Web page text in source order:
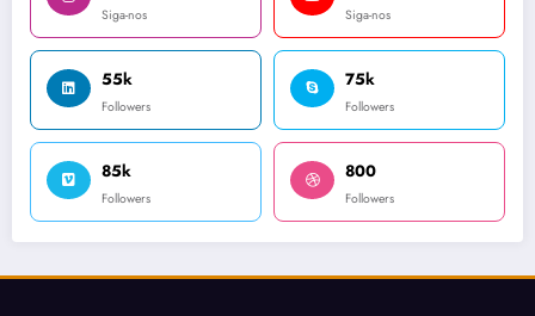
Siga-nos Siga-nos
55k
Followers
75k
Followers
85k
Followers
800
Followers